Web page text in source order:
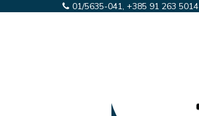
01/5635-041, +385 91 263 5014